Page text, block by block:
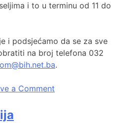
i to u terminu od 11 do
i podsjećamo da se za sve
na broj telefona 032
.
a Comment